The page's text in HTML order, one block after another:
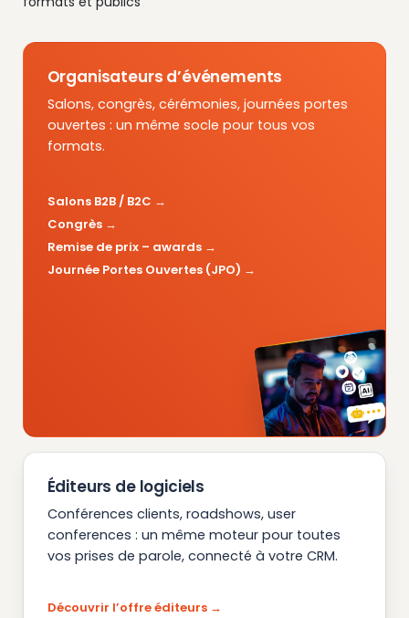
Organisateurs d’événements
Salons, congrès, cérémonies, journées portes
ouvertes : un même socle pour tous vos
formats.
Salons B2B / B2C
Congrès
Remise de prix – awards
Journée Portes Ouvertes (JPO)
Éditeurs de logiciels
Conférences clients, roadshows, user
conferences : un même moteur pour toutes
vos prises de parole, connecté à votre CRM.
Découvrir l’offre éditeurs